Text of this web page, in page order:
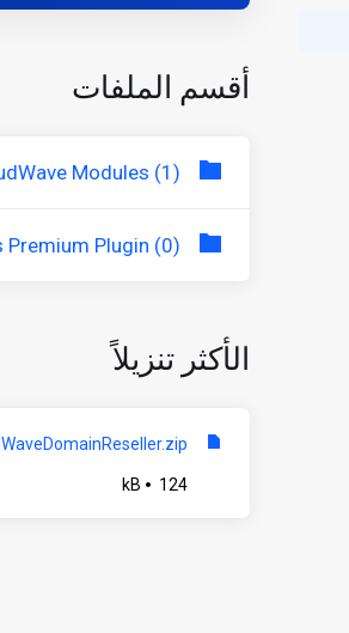
أقسم الملفات
Modules (1)
Premium Plugin (0)
الأكثر تنزيلاً
124 kB